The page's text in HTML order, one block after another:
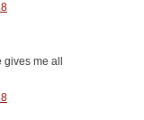
me all